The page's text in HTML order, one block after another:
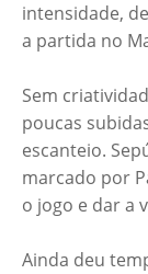
intensidade,
a partida no
Sem
poucas
escanteio.
marcado por
o jogo e dar a
Ainda deu